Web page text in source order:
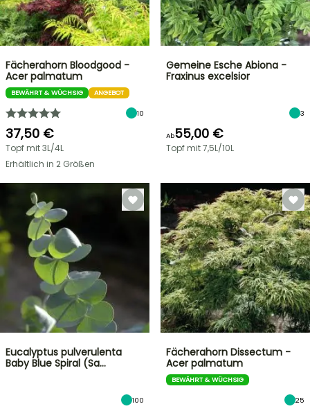
Fächerahorn Bloodgood -
Acer palmatum
BEWÄHRT & WÜCHSIG ANGEBOT
10
37,50 €
Topf mit 3L/4L
Erhältlich in 2 Größen
Gemeine Esche Abiona -
Fraxinus excelsior
3
Ab55,00 €
Topf mit 7,5L/10L
Eucalyptus pulverulenta
Baby Blue Spiral (Sa…
100
Fächerahorn Dissectum -
Acer palmatum
BEWÄHRT & WÜCHSIG
25